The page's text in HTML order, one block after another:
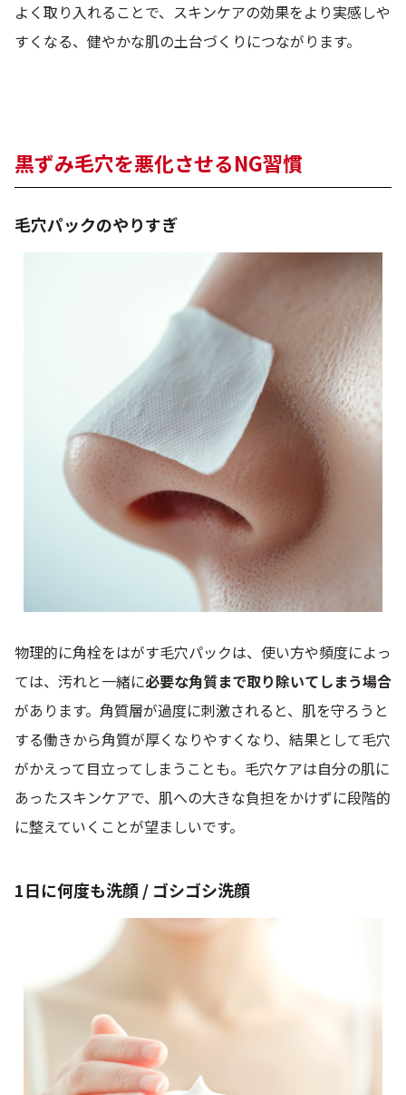
よく取り入れることで、スキンケアの効果をより実感しや
すくなる、健やかな肌の土台づくりにつながります。
黒ずみ毛穴を悪化させるNG習慣
毛穴パックのやりすぎ
物理的に角栓をはがす毛穴パックは、使い方や頻度によっ
ては、汚れと一緒に必要な角質まで取り除いてしまう場合
があります。角質層が過度に刺激されると、肌を守ろうと
する働きから角質が厚くなりやすくなり、結果として毛穴
がかえって目立ってしまうことも。毛穴ケアは自分の肌に
あったスキンケアで、肌への大きな負担をかけずに段階的
に整えていくことが望ましいです。
1日に何度も洗顔 / ゴシゴシ洗顔